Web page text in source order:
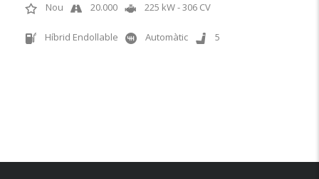
Nou 20.000 225 kW - 306 CV
Híbrid Endollable Automàtic 5